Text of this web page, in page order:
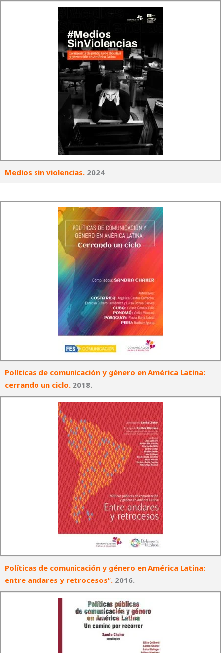
Medios sin violencias. 2024
Políticas de comunicación y género en América Latina:
cerrando un ciclo. 2018.
Políticas de comunicación y género en América Latina:
entre andares y retrocesos”. 2016.